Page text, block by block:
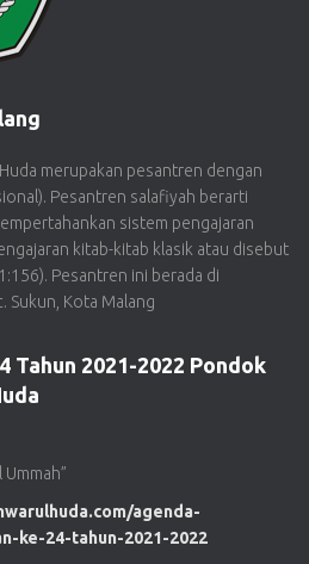
merupakan pesantren dengan
Pesantren salafiyah berarti
sistem pengajaran
kitab-kitab klasik atau disebut
Pesantren ini berada di
Sukun, Kota Malang
Tahun 2021-2022 Pondok
agenda-
ke-24-tahun-2021-2022